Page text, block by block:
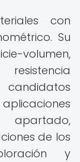
con
Su
apartado,
de los
y